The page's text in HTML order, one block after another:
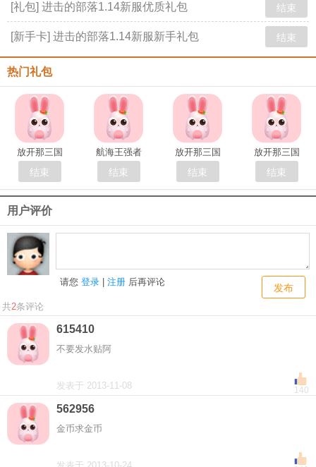
[礼包] 进击的部落1.14新服优质礼包 结束
[新手卡] 进击的部落1.14新服新手礼包 结束
热门礼包
放开那三国
结束
航海王强者
结束
放开那三国
结束
放开那三国
结束
用户评价
请您登录 |注册 后再评论
发布
共2条评论
615410
不要发水贴阿
发表于 2013-11-08 140
562956
金币求金币